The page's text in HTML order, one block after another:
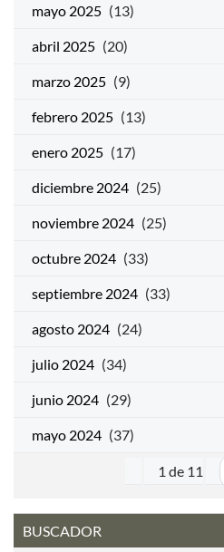
mayo 2025 (13)
abril 2025 (20)
marzo 2025 (9)
febrero 2025 (13)
enero 2025 (17)
diciembre 2024 (25)
noviembre 2024 (25)
octubre 2024 (33)
septiembre 2024 (33)
agosto 2024 (24)
julio 2024 (34)
junio 2024 (29)
mayo 2024 (37)
1 de 11
BUSCADOR